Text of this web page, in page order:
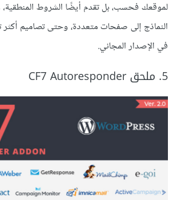
لموقعك فحسب، بل تقدم أيضًا الشروط المنطقية،
النماذج إلى صفحات متعددة، وحتى تصاميم أكثر
في الإصدار المجاني.
5. ملحق CF7 Autoresponder